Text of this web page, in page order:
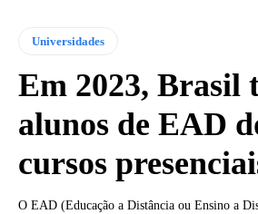
Universidades
Em 2023, Brasil
alunos de EAD
cursos
O EAD (Educação a Distância ou Ensino a